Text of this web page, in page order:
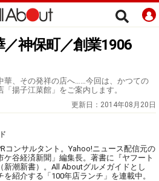
神保町／創業1906
華、その発祥の店へ……今回は、かつての
揚子江菜館」をご案内します。
更新日： 2014年08月20日
コンサルタント。Yahoo!ニュース配信元の
ケ谷経済新聞」編集長。著書に『ヤフート
新潮新書）。All Aboutグルメガイドとし
紹介する「100年店ランチ」を連載中。